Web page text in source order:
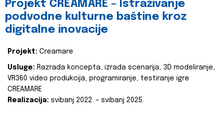
Projekt CREAMARE – Istraživanje
podvodne kulturne baštine kroz
digitalne inovacije
Projekt: Creamare
Usluge: Razrada koncepta, izrada scenarija, 3D modeliranje,
VR360 video produkcija, programiranje, testiranje igre
CREAMARE
Realizacija: svibanj 2022. – svibanj 2025.